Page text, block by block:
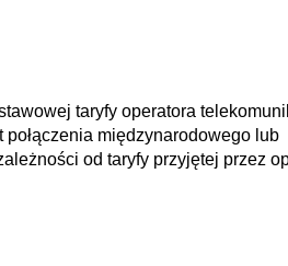
taryfy operatora
międzynarodowego lub
od taryfy przyjętej przez